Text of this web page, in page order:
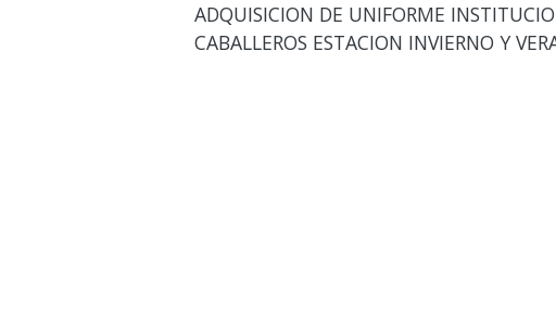
ADQUISICION DE UNIFORME
CABALLEROS ESTACION INVIERNO Y